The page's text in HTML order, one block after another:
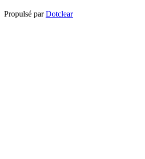
Propulsé parDotclear